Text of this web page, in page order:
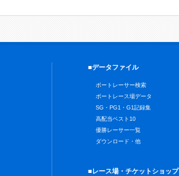
■データファイル
ボートレーサー検索
ボートレース場データ
SG・PG1・G1記録集
高配当ベスト10
優勝レーサー一覧
ダウンロード・他
■レース場・チケットショップ